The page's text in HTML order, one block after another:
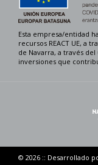
Esta empresa/entidad
recursos REACT UE, a
de Navarra, a través del
inversiones que
© 2026 :: Desarrollado